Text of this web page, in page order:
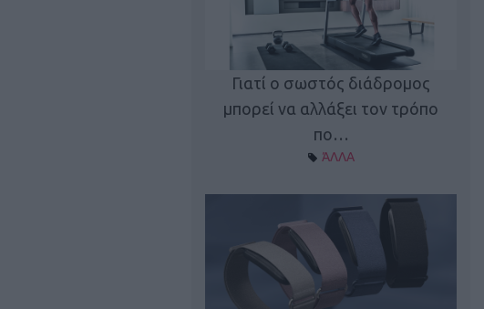
Γιατί ο σωστός διάδρομος
μπορεί να αλλάξει τον τρόπο
πο…
ΆΛΛΑ